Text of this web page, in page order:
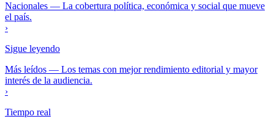
Nacionales — La cobertura política, económica y social que mueve
el país.
›
Sigue leyendo
Más leídos — Los temas con mejor rendimiento editorial y mayor
interés de la audiencia.
›
Tiempo real